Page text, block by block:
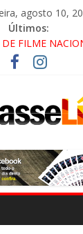
agosto 10,
Últimos:
FILME
DUTRA SERÁ
E